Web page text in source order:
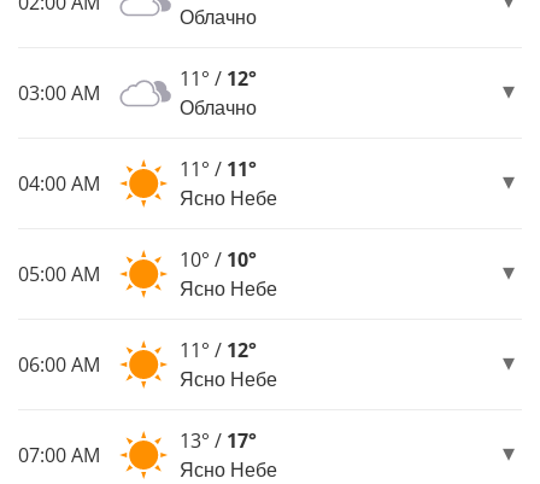
Облачно
03:00 AM
11° / 12°
Облачно
04:00 AM
11° / 11°
Ясно Небе
05:00 AM
10° / 10°
Ясно Небе
06:00 AM
11° / 12°
Ясно Небе
07:00 AM
13° / 17°
Ясно Небе